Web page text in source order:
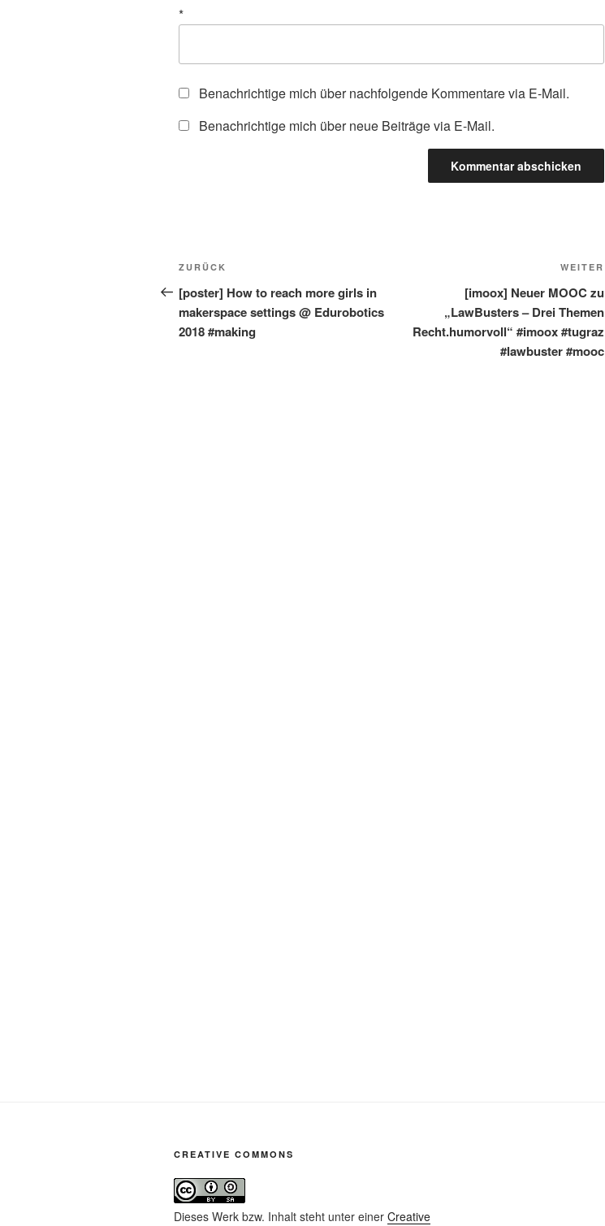
*
Benachrichtige mich über nachfolgende Kommentare via E-Mail.
Benachrichtige mich über neue Beiträge via E-Mail.
Beitragsnavigation
Vorheriger
Beitrag
ZURÜCK
[poster] How to reach more girls in
makerspace settings @ Edurobotics
2018 #making
WEITER
[imoox] Neuer MOOC zu
„LawBusters – Drei Themen
Recht.humorvoll“ #imoox #tugraz
#lawbuster #mooc
CREATIVE COMMONS
Dieses Werk bzw. Inhalt steht unter einer Creative